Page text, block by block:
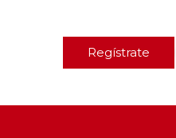
Nosotros Contacto
Regístrate